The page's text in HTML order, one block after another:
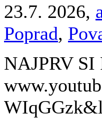
23.7. 2026,
Poprad,
NAJPRV